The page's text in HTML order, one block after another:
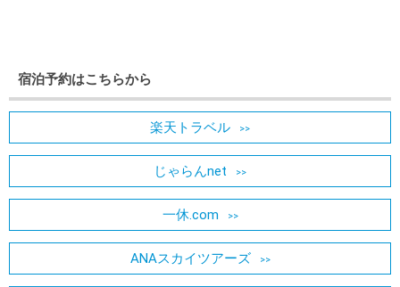
宿泊予約はこちらから
楽天トラベル
じゃらんnet
一休.com
ANAスカイツアーズ